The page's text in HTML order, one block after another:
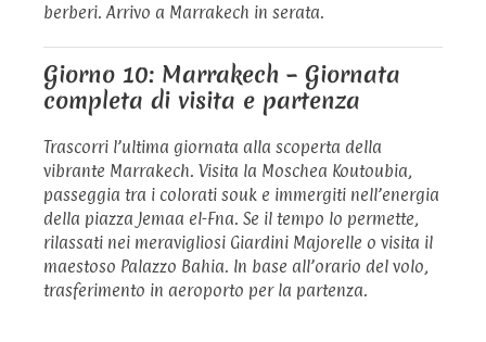
berberi. Arrivo a Marrakech in serata.
Giorno 10: Marrakech – Giornata
completa di visita e partenza
Trascorri l’ultima giornata alla scoperta della
vibrante Marrakech. Visita la Moschea Koutoubia,
passeggia tra i colorati souk e immergiti nell’energia
della piazza Jemaa el-Fna. Se il tempo lo permette,
rilassati nei meravigliosi Giardini Majorelle o visita il
maestoso Palazzo Bahia. In base all’orario del volo,
trasferimento in aeroporto per la partenza.